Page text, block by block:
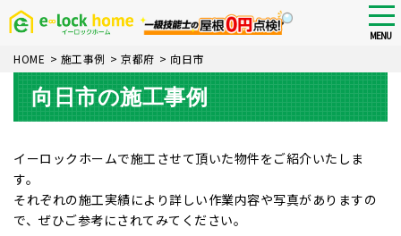
Skip
content
MENU
HOME > 施工事例 > 京都府 > 向日市
向日市の施工事例
イーロックホームで施工させて頂いた物件をご紹介いたしま
す。
それぞれの施工実績により詳しい作業内容や写真がありますの
で、ぜひご参考にされてみてください。